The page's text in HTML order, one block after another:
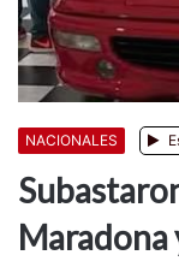
NACIONALES
Maradona